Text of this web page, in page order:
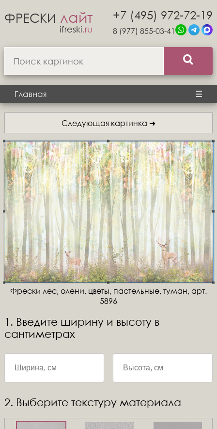
ФРЕСКИ лайт
ifreski.ru
+7 (495) 972-72-19
8 (977) 855-03-41
Главная ☰
Следующая картинка ➜
Фрески лес, олени, цветы, пастельные, туман, арт.
5896
1. Введите ширину и высоту в
сантиметрах
2. Выберите текстуру материала